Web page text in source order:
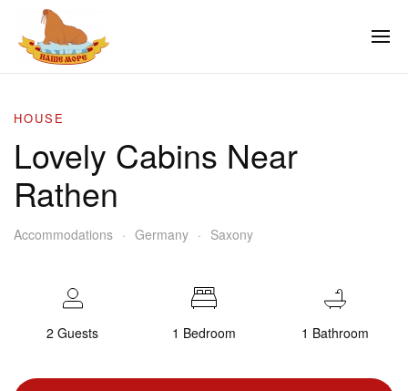
HOUSE
Lovely Cabins Near
Rathen
Accommodations Germany Saxony
2 Guests 1 Bedroom 1 Bathroom